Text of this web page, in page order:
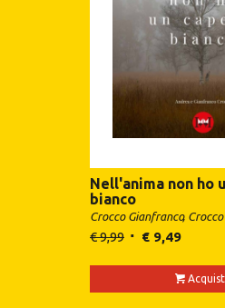
Nell'anima non ho
bianco
Crocco Gianfranco
€9,99 €9,49